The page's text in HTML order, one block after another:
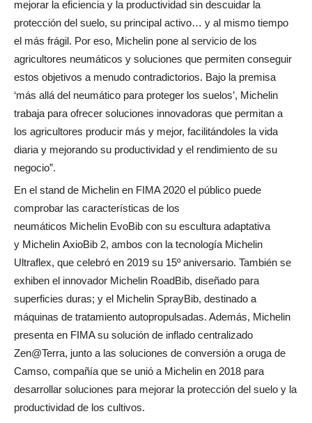
mejorar la eficiencia y la productividad sin descuidar la
protección del suelo, su principal activo… y al mismo tiempo
el más frágil. Por eso, Michelin pone al servicio de los
agricultores neumáticos y soluciones que permiten conseguir
estos objetivos a menudo contradictorios. Bajo la premisa
‘más allá del neumático para proteger los suelos’, Michelin
trabaja para ofrecer soluciones innovadoras que permitan a
los agricultores producir más y mejor, facilitándoles la vida
diaria y mejorando su productividad y el rendimiento de su
negocio”.
En el stand de Michelin en FIMA 2020 el público puede
comprobar las características de los
neumáticos Michelin EvoBib con su escultura adaptativa
y Michelin AxioBib 2, ambos con la tecnología Michelin
Ultraflex, que celebró en 2019 su 15º aniversario. También se
exhiben el innovador Michelin RoadBib, diseñado para
superficies duras; y el Michelin SprayBib, destinado a
máquinas de tratamiento autopropulsadas. Además, Michelin
presenta en FIMA su solución de inflado centralizado
Zen@Terra, junto a las soluciones de conversión a oruga de
Camso, compañía que se unió a Michelin en 2018 para
desarrollar soluciones para mejorar la protección del suelo y la
productividad de los cultivos.